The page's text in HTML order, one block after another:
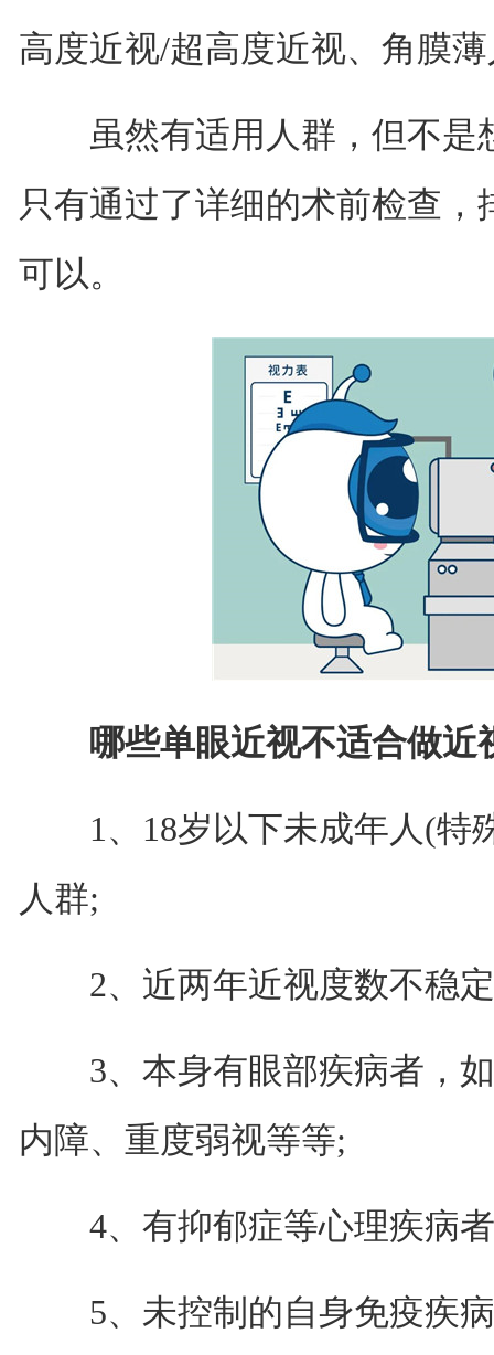
高度近视/超高度近视、角膜
虽然有适用人群，但不是
只有通过了详细的术前检查
可以。
哪些单眼近视不适合做近
1、18岁以下未成年人(特
人群;
2、近两年近视度数不稳定
3、本身有眼部疾病者，如
内障、重度弱视等等;
4、有抑郁症等心理疾病
5、未控制的自身免疫疾